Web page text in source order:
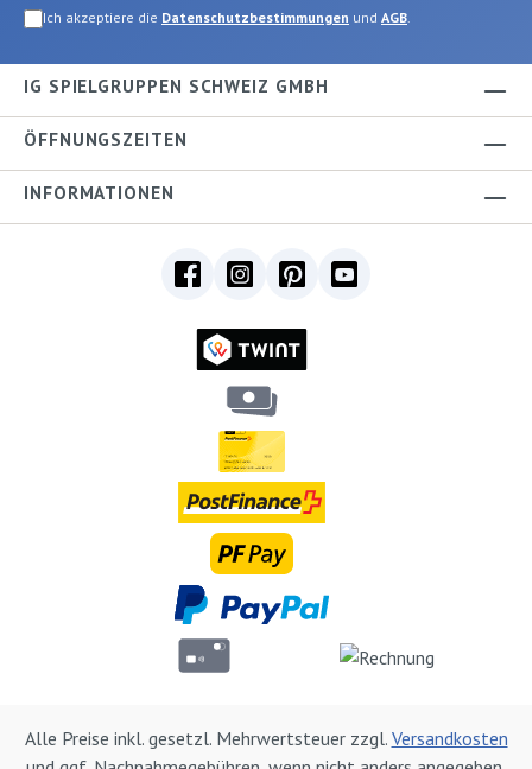
Ich akzeptiere die Datenschutzbestimmungen und AGB.
IG SPIELGRUPPEN SCHWEIZ GMBH
ÖFFNUNGSZEITEN
INFORMATIONEN
Alle Preise inkl. gesetzl. Mehrwertsteuer zzgl. Versandkosten